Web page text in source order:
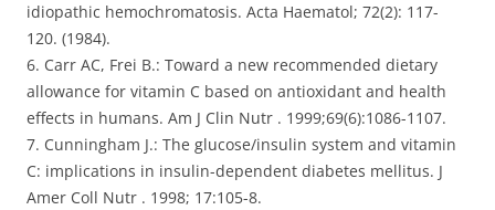
idiopathic hemochromatosis. Acta Haematol; 72(2): 117-
120. (1984).
6. Carr AC, Frei B.: Toward a new recommended dietary
allowance for vitamin C based on antioxidant and health
effects in humans. Am J Clin Nutr . 1999;69(6):1086-1107.
7. Cunningham J.: The glucose/insulin system and vitamin
C: implications in insulin-dependent diabetes mellitus. J
Amer Coll Nutr . 1998; 17:105-8.